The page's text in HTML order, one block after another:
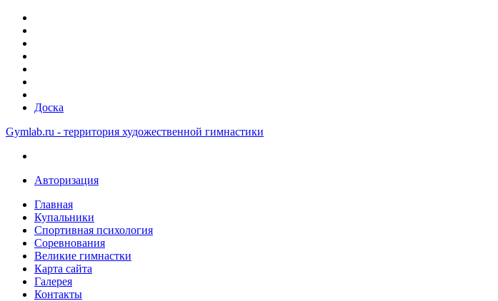
Доска
Gymlab.ru - территория художественной гимнастики
Авторизация
Главная
Купальники
Спортивная психология
Соревнования
Великие гимнастки
Карта сайта
Галерея
Контакты